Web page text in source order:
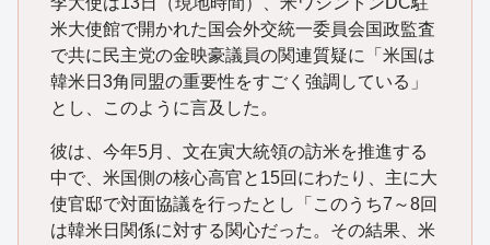
米大使館で開かれた国会外交統一委員会国政監査
で共に民主党の金映豪議員の関連質疑に「米国は
韓米日3角同盟の重要性をすごく強調している」
とし、このように言及した。
彼は、今年5月、文在寅大統領の訪米を推進する
中で、米国側の核心高官と15回にわたり、主に大
使官邸で対面協議を行ったとし「このうち7～8回
は韓米日関係に対する関心だった。その結果、米